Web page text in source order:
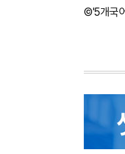
©'5개국